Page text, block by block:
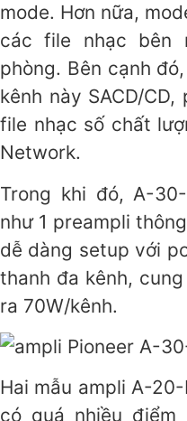
mode. Hơn nữa,
các file nhạc bên
phòng. Bên cạnh
kênh này SACD/
file nhạc số chất
Network.
Trong khi đó, A-
như 1 preampli
dễ dàng setup với
thanh đa kênh,
ra 70W/kênh.
Hai mẫu ampli A-
có quá nhiều